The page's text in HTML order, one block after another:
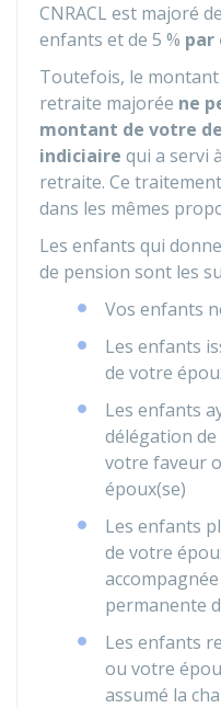
CNRACL est majoré de
enfants et de 5 % par
Toutefois, le
retraite majorée ne
montant de votre
indiciaire qui a servi
retraite. Ce
dans les mêmes
Les enfants qui
de pension sont les
Vos enfants
Les enfants
de votre
Les enfants
délégation
votre faveur
époux(se)
Les enfants
de votre
permanente
Les enfants
ou votre
assumé la